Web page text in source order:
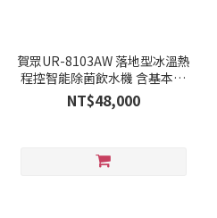
賀眾UR-8103AW 落地型冰溫熱
程控智能除菌飲水機 含基本安
裝 /台
NT$48,000